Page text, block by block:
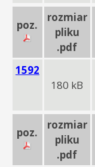
poz.
rozmiar
pliku
.pdf
1592
180 kB
poz.
rozmiar
pliku
.pdf